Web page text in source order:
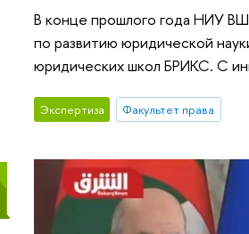
В конце прошлого года НИУ
по развитию юридической
юридических школ БРИКС. С
Экспертиза Факультет права